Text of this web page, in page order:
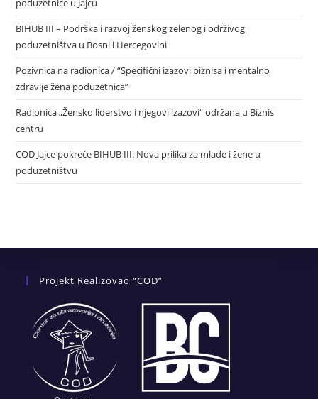
poduzetnice u Jajcu
BIHUB III – Podrška i razvoj ženskog zelenog i održivog
poduzetništva u Bosni i Hercegovini
Pozivnica na radionica / “Specifični izazovi biznisa i mentalno
zdravlje žena poduzetnica”
Radionica „Žensko liderstvo i njegovi izazovi“ održana u Biznis
centru
COD Jajce pokreće BIHUB III: Nova prilika za mlade i žene u
poduzetništvu
Projekt Realizovao “COD”